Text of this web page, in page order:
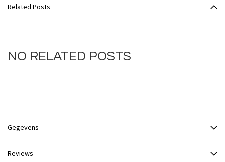
Related Posts
NO RELATED POSTS
Gegevens
Reviews